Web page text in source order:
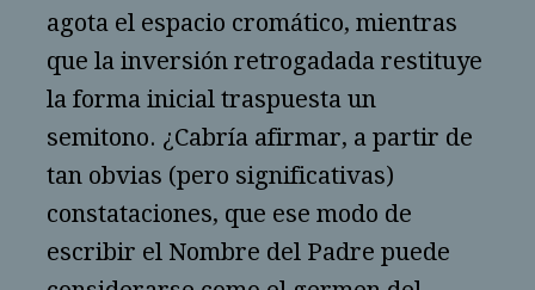
agota el espacio cromático, mientras
que la inversión retrogadada restituye
la forma inicial traspuesta un
semitono. ¿Cabría afirmar, a partir de
tan obvias (pero significativas)
constataciones, que ese modo de
escribir el Nombre del Padre puede